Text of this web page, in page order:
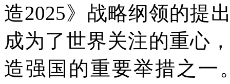
造2025》战略纲领的提
成为了世界关注的重心
造强国的重要举措之一